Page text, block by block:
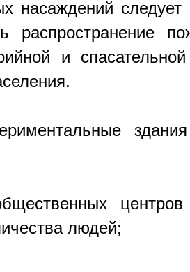
насаждений
распространение
и
людей;